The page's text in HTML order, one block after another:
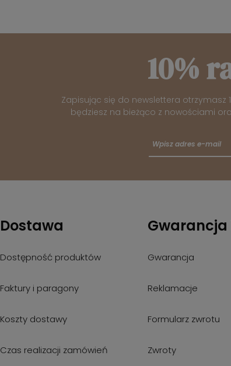
10%
Zapisując się do newslettera otrzymasz
będziesz na bieżąco z nowościami
Dostawa
Dostępność produktów
Faktury i paragony
Koszty dostawy
Czas realizacji zamówień
Gwarancja
Gwarancja
Reklamacje
Formularz zwrotu
Zwroty